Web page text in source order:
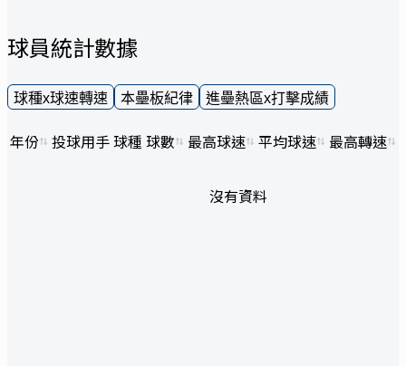
球員統計數據
球種x球速轉速 本壘板紀律 進壘熱區x打擊成績
年份 投球用手球種 球數 最高球速 平均球速 最高轉速
沒有資料